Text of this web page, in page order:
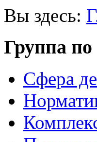
Вы здесь:
Группа по
Сфера